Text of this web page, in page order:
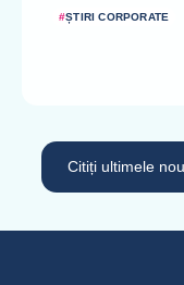
Citiți ultimele
#ȘTIRI CORPORATE